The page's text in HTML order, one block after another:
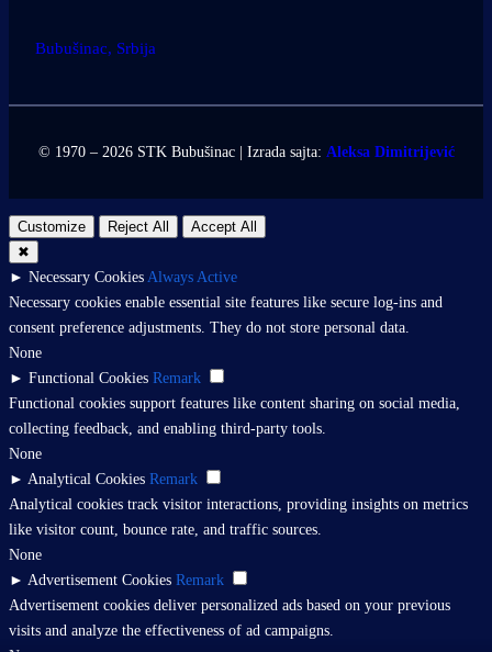
Bubušinac, Srbija
© 1970 – 2026 STK Bubušinac | Izrada sajta: Aleksa Dimitrijević
Customize Reject All
Accept All
✖
► Necessary Cookies Always Active
Necessary cookies enable essential site features like secure log-ins and
consent preference adjustments. They do not store personal data.
None
► Functional Cookies Remark
Functional cookies support features like content sharing on social media,
collecting feedback, and enabling third-party tools.
None
► Analytical Cookies Remark
Analytical cookies track visitor interactions, providing insights on metrics
like visitor count, bounce rate, and traffic sources.
None
► Advertisement Cookies Remark
Advertisement cookies deliver personalized ads based on your previous
visits and analyze the effectiveness of ad campaigns.